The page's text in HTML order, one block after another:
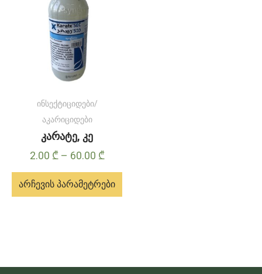
ინსექტიციდები/
აკარიციდები
კარატე, კე
2.00 ₾ – 60.00 ₾Price
range:
2.00 ₾
არჩევის პარამეტრები